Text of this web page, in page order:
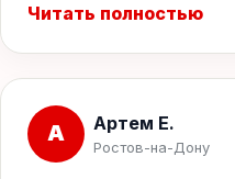
Читать полностью
А Артем Е.
Ростов-на-Дону